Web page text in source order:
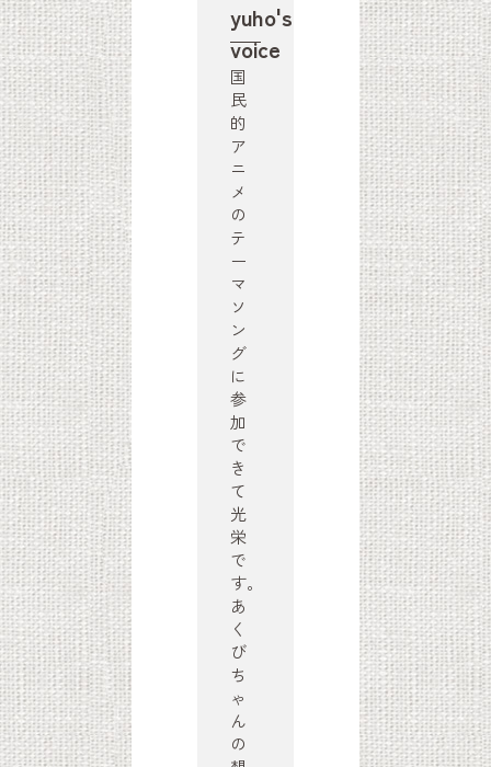
yuho's
voice
国
民
的
ア
ニ
メ
の
テ
ー
マ
ソ
ン
グ
に
参
加
で
き
て
光
栄
で
す。
あ
く
び
ち
ゃ
ん
の